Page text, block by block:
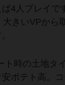
4人プレイで
大きいVPから
ト時の土地タ
安ポテト高。